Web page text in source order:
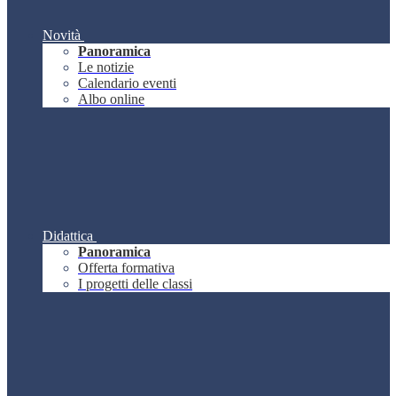
Novità
Panoramica
Le notizie
Calendario eventi
Albo online
Didattica
Panoramica
Offerta formativa
I progetti delle classi